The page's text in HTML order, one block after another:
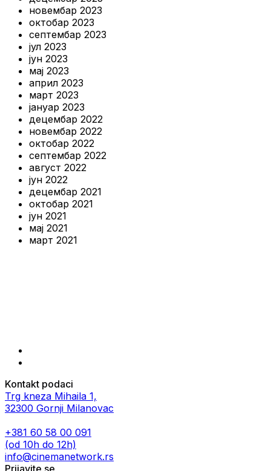
новембар 2023
октобар 2023
септембар 2023
јул 2023
јун 2023
мај 2023
април 2023
март 2023
јануар 2023
децембар 2022
новембар 2022
октобар 2022
септембар 2022
август 2022
јун 2022
децембар 2021
октобар 2021
јун 2021
мај 2021
март 2021
Kontakt podaci
Trg kneza Mihaila 1,
32300 Gornji Milanovac
+381 60 58 00 091
(od 10h do 12h)
info@cinemanetwork.rs
Prijavite se